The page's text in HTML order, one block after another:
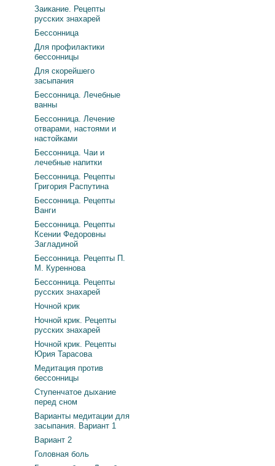
Заикание. Рецепты
русских знахарей
Бессонница
Для профилактики
бессонницы
Для скорейшего
засыпания
Бессонница. Лечебные
ванны
Бессонница. Лечение
отварами, настоями и
настойками
Бессонница. Чаи и
лечебные напитки
Бессонница. Рецепты
Григория Распутина
Бессонница. Рецепты
Ванги
Бессонница. Рецепты
Ксении Федоровны
Загладиной
Бессонница. Рецепты П.
М. Куреннова
Бессонница. Рецепты
русских знахарей
Ночной крик
Ночной крик. Рецепты
русских знахарей
Ночной крик. Рецепты
Юрия Тарасова
Медитация против
бессонницы
Ступенчатое дыхание
перед сном
Варианты медитации для
засыпания. Вариант 1
Вариант 2
Головная боль